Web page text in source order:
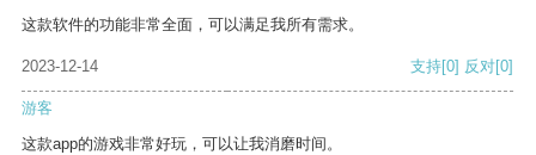
这款软件的功能非常全面，可以满足我所有需求。
2023-12-14 支持[0] 反对[0]
游客
这款app的游戏非常好玩，可以让我消磨时间。